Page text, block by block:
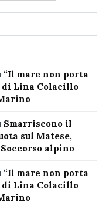
“Il mare non porta
di Lina Colacillo
Smarriscono il
sul Matese,
alpino
“Il mare non porta
di Lina Colacillo